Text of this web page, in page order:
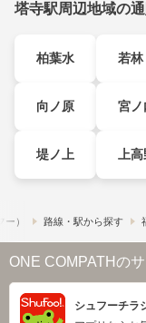
塔寺駅周辺地域の
柏葉水 若林
向ノ原 宮ノ
堤ノ上 上高
） 路線・駅から探す
ONE COMPATHの
シュフーチラ